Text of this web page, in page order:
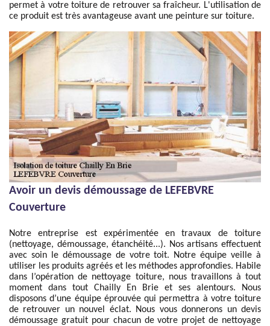
permet à votre toiture de retrouver sa fraîcheur. L'utilisation de
ce produit est très avantageuse avant une peinture sur toiture.
Avoir un devis démoussage de LEFEBVRE
Couverture
Notre entreprise est expérimentée en travaux de toiture
(nettoyage, démoussage, étanchéité...). Nos artisans effectuent
avec soin le démoussage de votre toit. Notre équipe veille à
utiliser les produits agréés et les méthodes approfondies. Habile
dans l’opération de nettoyage toiture, nous travaillons à tout
moment dans tout Chailly En Brie et ses alentours. Nous
disposons d’une équipe éprouvée qui permettra à votre toiture
de retrouver un nouvel éclat. Nous vous donnerons un devis
démoussage gratuit pour chacun de votre projet de nettoyage